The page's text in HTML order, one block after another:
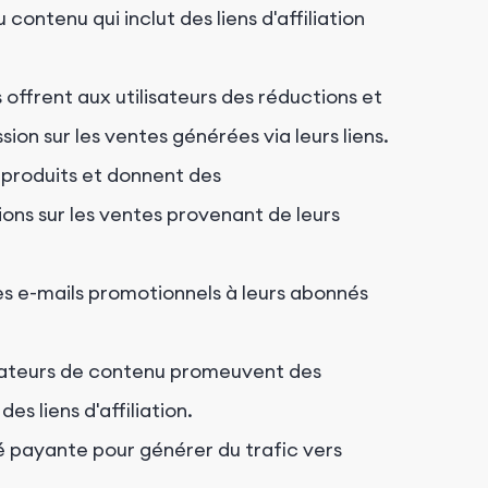
qui inclut des liens d'affiliation
offrent aux utilisateurs des réductions et
sur les ventes générées via leurs liens.
et donnent des
sur les ventes provenant de leurs
e-mails promotionnels à leurs abonnés
de contenu promeuvent des
liens d'affiliation.
pour générer du trafic vers